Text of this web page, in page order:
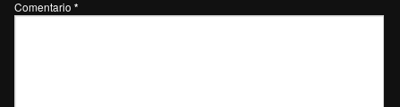
Comentario *